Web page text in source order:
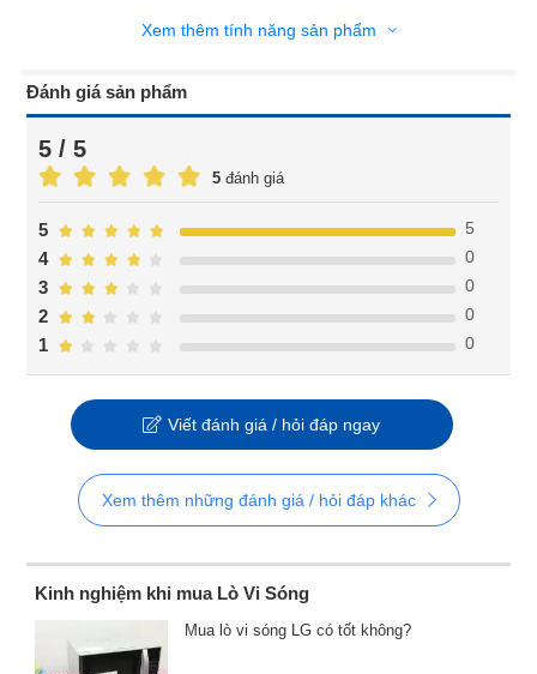
Xem thêm tính năng sản phẩm
Đánh giá sản phẩm
5 / 5
5 đánh giá
1 0
2 0
3 0
4 0
5 5
Viết đánh giá / hỏi đáp ngay
Xem thêm những đánh giá / hỏi đáp khác
Kinh nghiệm khi mua Lò Vi Sóng
Mua lò vi sóng LG có tốt không?